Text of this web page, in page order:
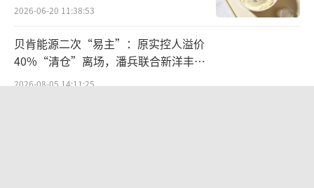
市值增长前五名当中，浙能电力增加319.1
3亿元至976.16亿元；德业股份增加201.29亿元
至541.69亿元；杭州银行增加187.40亿元至71
1.53亿元；巨化股份增加176.02亿元至613.38
2026-06-20 11:38:53
贝肯能源二次“易主”：原实控人溢价
40%“清仓”离场，潘兵联合新洋丰、
宏科百世拟入主
2026-08-05 14:11:25